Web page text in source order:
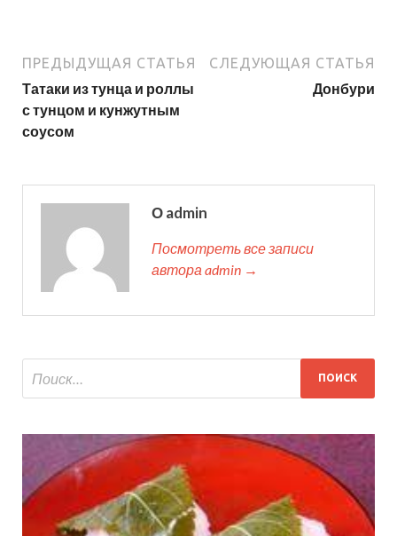
ПРЕДЫДУЩАЯ СТАТЬЯ
Татаки из тунца и роллы
с тунцом и кунжутным
соусом
СЛЕДУЮЩАЯ СТАТЬЯ
Донбури
О admin
Посмотреть все записи
автора admin →